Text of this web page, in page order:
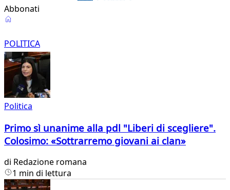
Abbonati
Politica
POLITICA
Politica
Primo sì unanime alla pdl "Liberi di scegliere".
Colosimo: «Sottrarremo giovani ai clan»
di Redazione romana
1 min di lettura